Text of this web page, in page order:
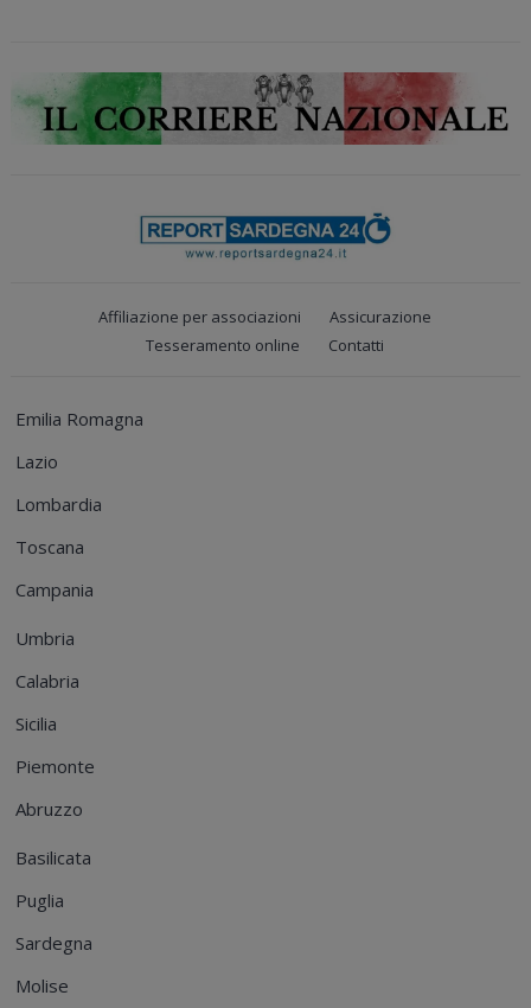
Affiliazione per associazioni
Assicurazione
Tesseramento online
Contatti
Emilia Romagna
Lazio
Lombardia
Toscana
Campania
Umbria
Calabria
Sicilia
Piemonte
Abruzzo
Basilicata
Puglia
Sardegna
Molise